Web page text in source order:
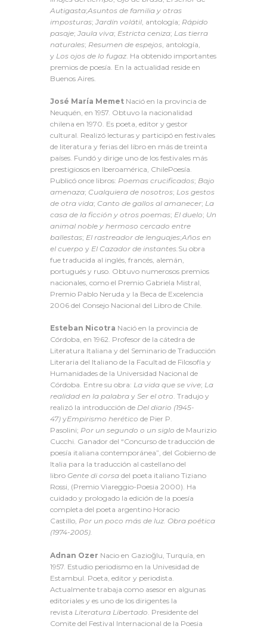
Autigasta;Asuntos de familia y otras
imposturas; Jardín volátil, antología; Rápido
pasaje; Jaula viva; Estricta ceniza; Las tierra
naturales; Resumen de espejos, antología,
y Los ojos de lo fugaz. Ha obtenido importantes
premios de poesía. En la actualidad reside en
Buenos Aires.
José María Memet Nació en la provincia de
Neuquén, en 1957. Obtuvo la nacionalidad
chilena en 1970. Es poeta, editor y gestor
cultural. Realizó lecturas y participó en festivales
de literatura y ferias del libro en más de treinta
países. Fundó y dirige uno de los festivales más
prestigiosos en Iberoamérica, ChilePoesía.
Publicó once libros: Poemas crucificados; Bajo
amenaza; Cualquiera de nosotros; Los gestos
de otra vida; Canto de gallos al amanecer; La
casa de la ficción y otros poemas; El duelo; Un
animal noble y hermoso cercado entre
ballestas; El rastreador de lenguajes;Años en
el cuerpo y El Cazador de instantes. Su obra
fue traducida al inglés, francés, alemán,
portugués y ruso. Obtuvo numerosos premios
nacionales, como el Premio Gabriela Mistral,
Premio Pablo Neruda y la Beca de Excelencia
2006 del Consejo Nacional del Libro de Chile.
Esteban Nicotra Nació en la provincia de
Córdoba, en 1962. Profesor de la cátedra de
Literatura Italiana y del Seminario de Traducción
Literaria del Italiano de la Facultad de Filosofía y
Humanidades de la Universidad Nacional de
Córdoba. Entre su obra: La vida que se vive; La
realidad en la palabra y Ser el otro. Tradujo y
realizó la introducción de Del diario (1945-
47) yEmpirismo herético de Pier P.
Pasolini; Por un segundo o un siglo de Maurizio
Cucchi. Ganador del “Concurso de traducción de
poesía italiana contemporánea”, del Gobierno de
Italia para la traducción al castellano del
libro Gente di corsa del poeta italiano Tiziano
Rossi, (Premio Viareggio-Poesia 2000). Ha
cuidado y prologado la edición de la poesía
completa del poeta argentino Horacio
Castillo, Por un poco más de luz. Obra poética
(1974-2005).
Adnan Ozer Nacio en Gazioğlu, Turquía, en
1957. Estudio periodismo en la Univesidad de
Estambul. Poeta, editor y periodista.
Actualmente trabaja como asesor en algunas
editoriales y es uno de los dirigentes la
revista Literatura Libertado . Presidente del
Comite del Festival Internacional de la Poesia